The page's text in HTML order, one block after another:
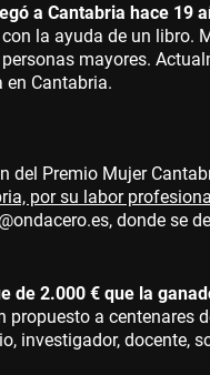
a Cantabria hace 19
la ayuda de un
mayores.
Cantabria.
del Premio Mujer
por su labor
donde se
de 2.000 € que la
propuesto a
investigador, docente,